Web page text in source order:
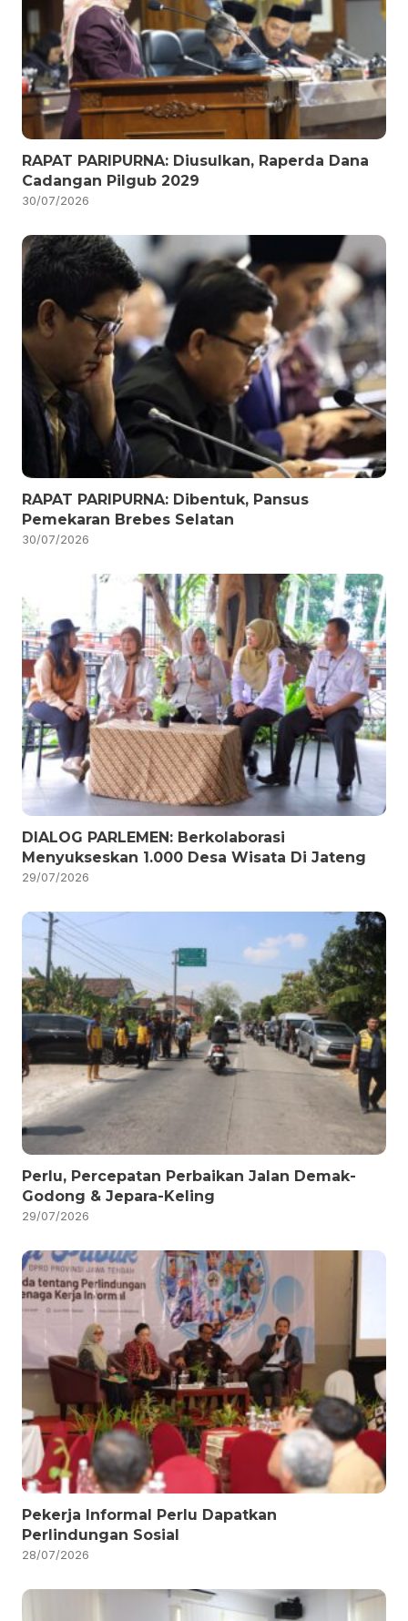
RAPAT PARIPURNA: Diusulkan, Raperda Dana
Cadangan Pilgub 2029
30/07/2026
RAPAT PARIPURNA: Dibentuk, Pansus
Pemekaran Brebes Selatan
30/07/2026
DIALOG PARLEMEN: Berkolaborasi
Menyukseskan 1.000 Desa Wisata Di Jateng
29/07/2026
Perlu, Percepatan Perbaikan Jalan Demak-
Godong & Jepara-Keling
29/07/2026
Pekerja Informal Perlu Dapatkan
Perlindungan Sosial
28/07/2026